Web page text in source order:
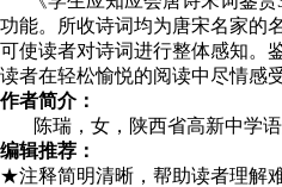
功能。所收诗词均为唐宋名家的
可使读者对诗词进行整体感知。
读者在轻松愉悦的阅读中尽情感
作者简介：
陈瑞，女，陕西省高新中学语
编辑推荐：
★注释简明清晰，帮助读者理解